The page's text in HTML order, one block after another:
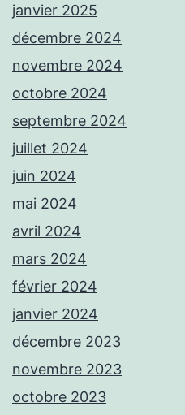
janvier 2025
décembre 2024
novembre 2024
octobre 2024
septembre 2024
juillet 2024
juin 2024
mai 2024
avril 2024
mars 2024
février 2024
janvier 2024
décembre 2023
novembre 2023
octobre 2023